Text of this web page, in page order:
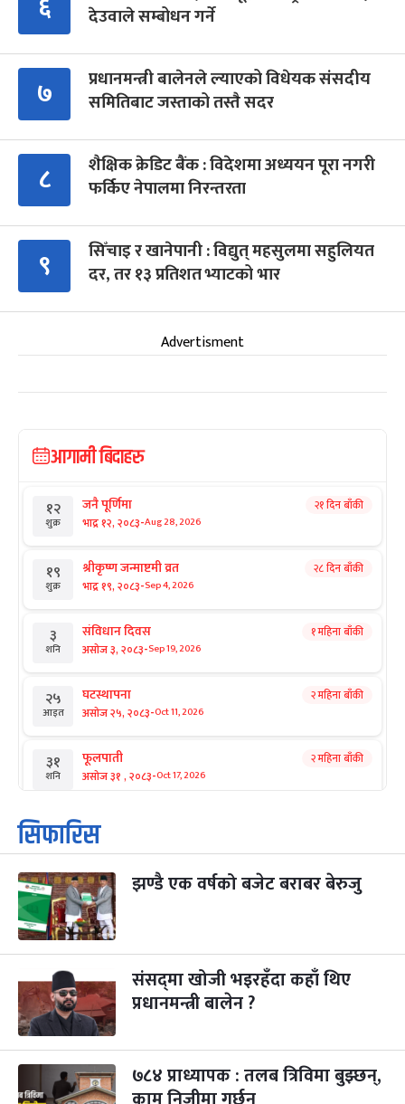
देउवाले सम्बोधन गर्ने
७
प्रधानमन्त्री बालेनले ल्याएको विधेयक संसदीय
समितिबाट जस्ताको तस्तै सदर
८
शैक्षिक क्रेडिट बैंक : विदेशमा अध्ययन पूरा नगरी
फर्किए नेपालमा निरन्तरता
९
सिँचाइ र खानेपानी : विद्युत् महसुलमा सहुलियत
दर, तर १३ प्रतिशत भ्याटको भार
Advertisment
आगामी बिदाहरु
१२
शुक्र
जनै पूर्णिमा
भाद्र १२, २०८३-Aug 28, 2026
२१ दिन बाँकी
१९
शुक्र
श्रीकृष्ण जन्माष्टमी व्रत
भाद्र १९, २०८३-Sep 4, 2026
२८ दिन बाँकी
३
शनि
संविधान दिवस
असोज ३, २०८३-Sep 19, 2026
१ महिना बाँकी
२५
आइत
घटस्थापना
असोज २५, २०८३-Oct 11, 2026
२ महिना बाँकी
३१
शनि
फूलपाती
असोज ३१ , २०८३-Oct 17, 2026
२ महिना बाँकी
१
आइत
कार्तिक सङ्क्रान्ति
कार्तिक १, २०८३
३
मंगल
महानवमी
कार्तिक ३, २०८३
२ महिना बाँकी
४
कार्तिक ४, २०८३ Oct 21, 2026
५
बिहि
पापा‌ङ्कुशा एकादशी व्रत
कार्तिक ५, २०८३
२२
आइत
कुकुर तिहार
कार्तिक २२, २०८३-Nov 8, 2026
३ महिना बाँकी
सिफारिस
झण्डै एक वर्षको बजेट बराबर बेरुजु
संसद्‌मा खोजी भइरहँदा कहाँ थिए
प्रधानमन्त्री बालेन ?
७८४ प्राध्यापक : तलब त्रिविमा बुझ्छन्,